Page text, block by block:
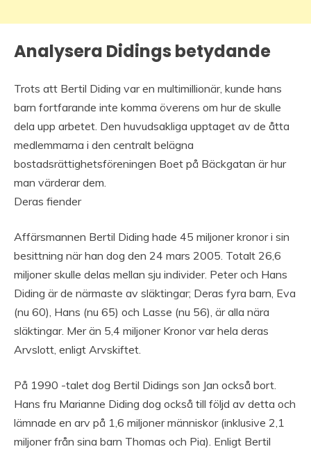
Analysera Didings betydande
Trots att Bertil Diding var en multimillionär, kunde hans
barn fortfarande inte komma överens om hur de skulle
dela upp arbetet. Den huvudsakliga upptaget av de åtta
medlemmarna i den centralt belägna
bostadsrättighetsföreningen Boet på Bäckgatan är hur
man värderar dem.
Deras fiender
Affärsmannen Bertil Diding hade 45 miljoner kronor i sin
besittning när han dog den 24 mars 2005. Totalt 26,6
miljoner skulle delas mellan sju individer. Peter och Hans
Diding är de närmaste av släktingar; Deras fyra barn, Eva
(nu 60), Hans (nu 65) och Lasse (nu 56), är alla nära
släktingar. Mer än 5,4 miljoner Kronor var hela deras
Arvslott, enligt Arvskiftet.
På 1990 -talet dog Bertil Didings son Jan också bort.
Hans fru Marianne Diding dog också till följd av detta och
lämnade en arv på 1,6 miljoner människor (inklusive 2,1
miljoner från sina barn Thomas och Pia). Enligt Bertil